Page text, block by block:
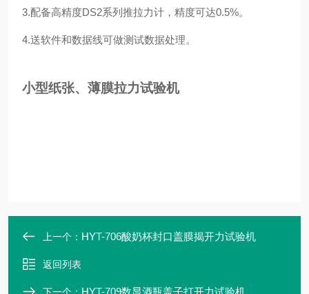
3.配备高精度DS2系列推拉力计，精度可达0.5%。
4.送软件和数据线可做测试数据处理。
小型纸张、薄膜拉力试验机
上一个： HYT-706酸奶杯封口盖膜揭开力试验机
返回列表
HYT-709数显酒瓶盖子打开力试验机